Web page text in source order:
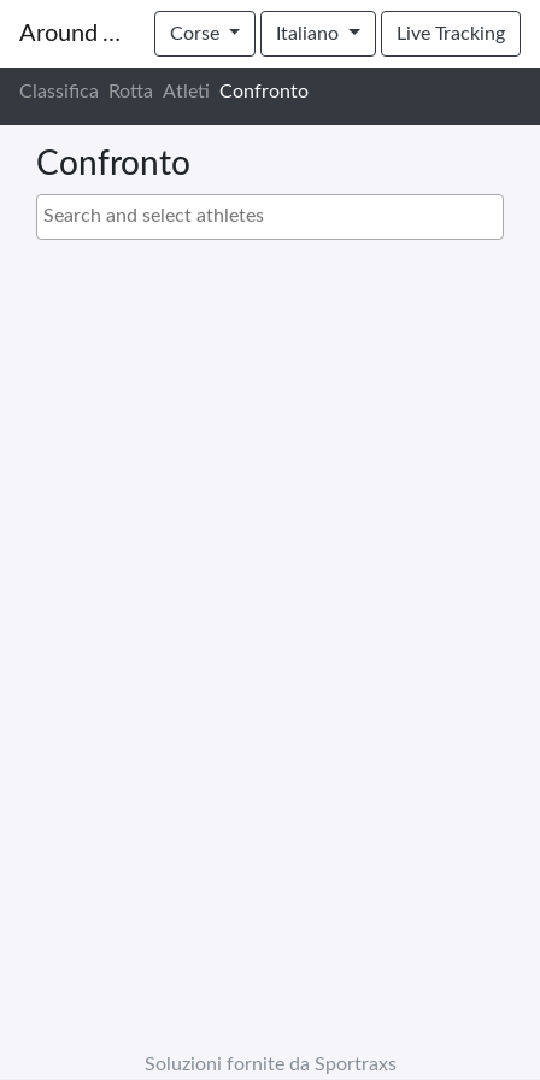
Around The Pot Corse Italiano Live Tracking
Classifica Rotta Atleti Confronto
Confronto
Soluzioni fornite da Sportraxs